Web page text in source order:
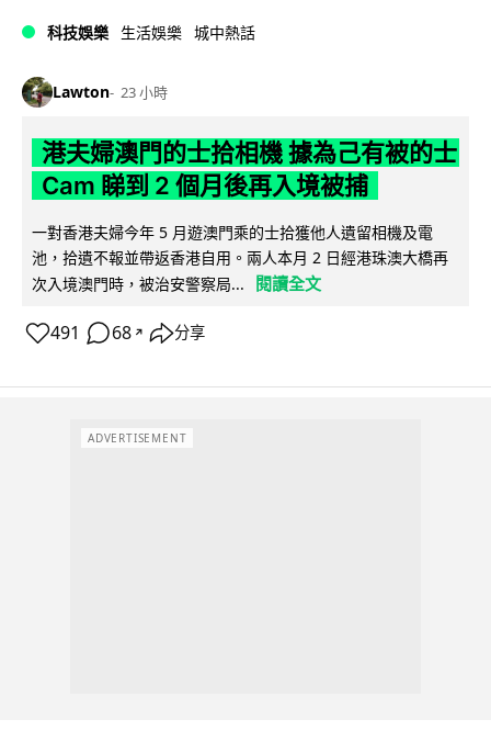
科技娛樂 生活娛樂 城中熱話
Lawton 23 小時
港夫婦澳門的士拾相機 據為己有被的士
Cam 睇到 2 個月後再入境被捕
一對香港夫婦今年 5 月遊澳門乘的士拾獲他人遺留相機及電
池，拾遺不報並帶返香港自用。兩人本月 2 日經港珠澳大橋再
次入境澳門時，被治安警察局...
閱讀全文
491 68 ↗ 分享
ADVERTISEMENT